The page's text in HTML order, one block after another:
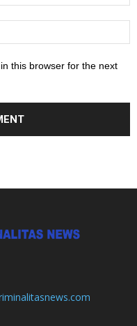
this browser for the next